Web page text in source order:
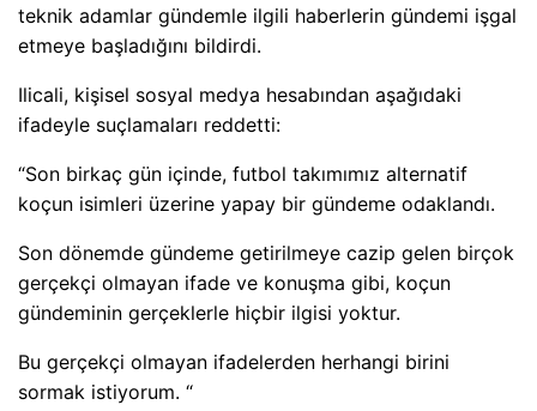
teknik adamlar gündemle ilgili haberlerin gündemi işgal
etmeye başladığını bildirdi.
Ilicali, kişisel sosyal medya hesabından aşağıdaki
ifadeyle suçlamaları reddetti:
“Son birkaç gün içinde, futbol takımımız alternatif
koçun isimleri üzerine yapay bir gündeme odaklandı.
Son dönemde gündeme getirilmeye cazip gelen birçok
gerçekçi olmayan ifade ve konuşma gibi, koçun
gündeminin gerçeklerle hiçbir ilgisi yoktur.
Bu gerçekçi olmayan ifadelerden herhangi birini
sormak istiyorum. “